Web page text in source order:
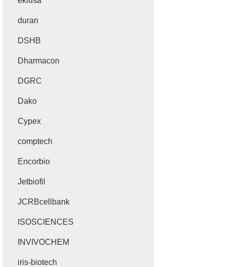
duran
DSHB
Dharmacon
DGRC
Dako
Cypex
comptech
Encorbio
Jetbiofil
JCRBcellbank
ISOSCIENCES
INVIVOCHEM
iris-biotech